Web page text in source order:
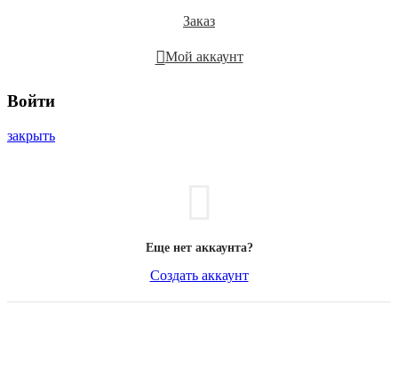
Заказ
Мой аккаунт
Войти
закрыть
Еще нет аккаунта?
Создать аккаунт